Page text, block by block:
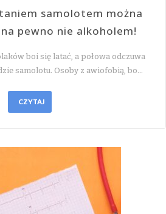
samolotem można
pewno nie alkoholem!
boi się latać, a połowa odczuwa
samolotu. Osoby z awiofobią, bo…
CZYTAJ